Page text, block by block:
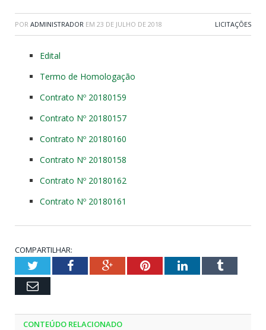
POR ADMINISTRADOR EM 23 DE JULHO DE 2018 LICITAÇÕES
Edital
Termo de Homologação
Contrato Nº 20180159
Contrato Nº 20180157
Contrato Nº 20180160
Contrato Nº 20180158
Contrato Nº 20180162
Contrato Nº 20180161
COMPARTILHAR:
TwitterFacebookGoogle+PinterestLinkedInTumblr
Email
CONTEÚDO RELACIONADO